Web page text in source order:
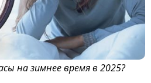
на зимнее время в 2025?